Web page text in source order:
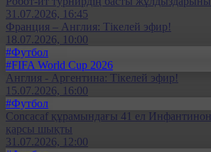
31.07.2026, 16:45
Франция – Англия: Тікелей эфир!
18.07.2026, 10:00
#Футбол
#FIFA World Cup 2026
Англия - Аргентина: Тікелей эфир!
15.07.2026, 16:00
#Футбол
Concacaf құрамындағы 41 ел
қарсы шықты
31.07.2026, 12:00